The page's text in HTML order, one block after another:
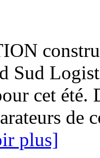
Sud
cet été.
de
plus]